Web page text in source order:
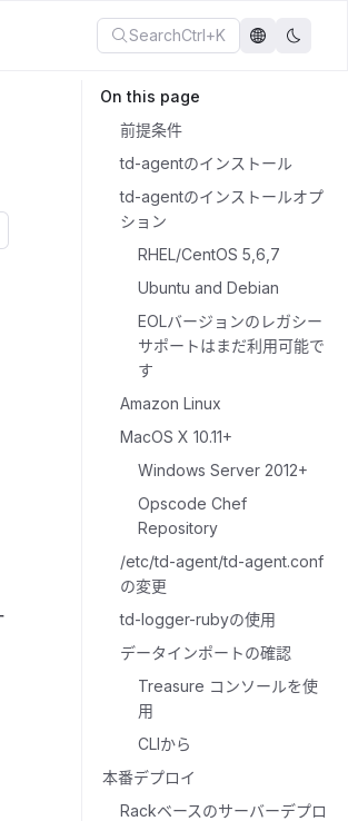
SearchCtrl+K
On this page
前提条件
td-agentのインストール
td-agentのインストールオプ
ション
RHEL/CentOS 5,6,7
Ubuntu and Debian
EOLバージョンのレガシー
サポートはまだ利用可能で
す
Amazon Linux
MacOS X 10.11+
Windows Server 2012+
Opscode Chef
Repository
/etc/td-agent/td-agent.conf
の変更
td-logger-rubyの使用
データインポートの確認
Treasure コンソールを使
用
CLIから
本番デプロイ
Rackベースのサーバーデプロ